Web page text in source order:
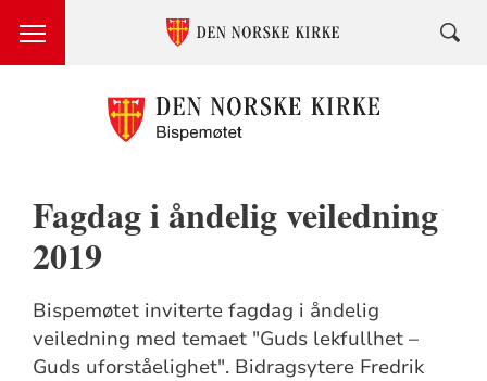
Fagdag i åndelig veiledning
2019
Bispemøtet inviterte fagdag i åndelig
veiledning med temaet "Guds lekfullhet –
Guds uforståelighet". Bidragsytere Fredrik